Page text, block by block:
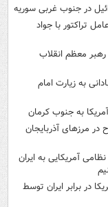
در جنوب غربی سوریه
تراکتور با جواد
رهبر معظم انقلاب
به زیارت امام
به جنوب کرمان
در مرزهای آذربایجان
آمریکایی به ایران
در برابر ایران توسط